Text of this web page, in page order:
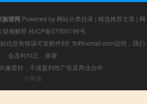
族谱网 Powered by 网站分类目录 | 精选推荐文章 | 网
| 疑难解答 桂ICP备07000196号
信息有错误可发邮件到f_fb#foxmail.com说明，我们
会及时纠正，谢谢
趣爱好，不接盈利性广告及商业合作
小男孩